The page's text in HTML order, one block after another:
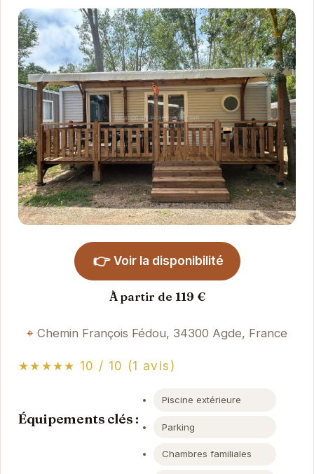
👉 Voir la disponibilité
À partir de 119 €
Chemin François Fédou, 34300 Agde, France
★★★★★ 10 / 10 (1 avis)
Équipements clés :
Piscine extérieure
Parking
Chambres familiales